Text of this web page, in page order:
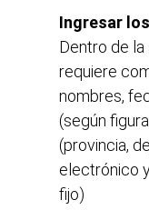
Ingresar
Dentro de
requiere
nombres,
(según
(provincia,
electrónico
fijo)